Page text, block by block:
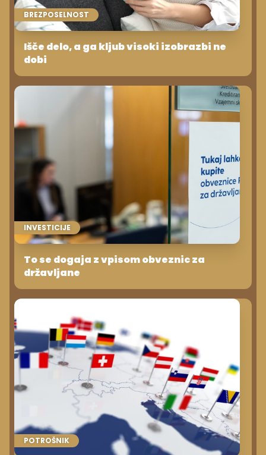
BREZPOSELNOST
Išče delo, a ga kljub visoki izobrazbi ne
dobi
INVESTICIJE
To se dogaja z vpisom obveznic za
državljane
POTROŠNIK